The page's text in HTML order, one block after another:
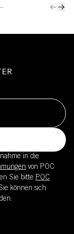
in die
von POC
Sie bitte POC
können sich